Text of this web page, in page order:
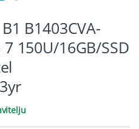
B1403CVA-
150U/16GB/SSD